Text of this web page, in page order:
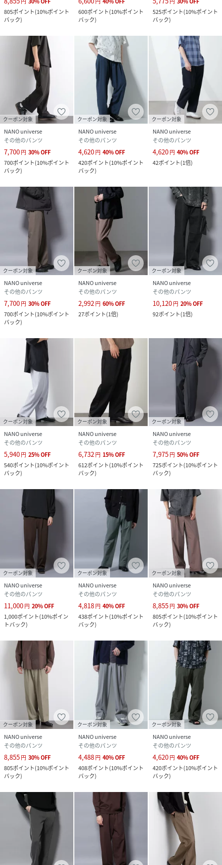
います。正しい色味はスタジオ画像の色味をご参照くださ
い。
◆お気に入り登録でアイテム情報をゲット◆
気になるアイテムをお気に入り登録して、あなただけの欲し
いものリストを作成！
いち早く特典情報をゲットして、お買い物をよりお楽しみく
ださい。
model : H185 B85
性別タイプ メンズ
原産国 中国製
素材
(表生地)ポリエステル100%
(裏生地)ポリエステル85%,コットン15%
サイズ Ｓ、Ｍ、Ｌ
クリーニング 手洗い、ドライクリーニング
品番
PM5066_668
668-5227202-047-18 PM5066
805ポイント(10%ポイント
バック)
600ポイント(10%ポイント
バック)
525ポイント(10%ポイント
バック)
クーポン対象
NANO universe
その他のパンツ
7,700円 30%OFF
700ポイント(10%ポイント
バック)
クーポン対象
NANO universe
その他のパンツ
4,620円 40%OFF
420ポイント(10%ポイント
バック)
クーポン対象
NANO universe
その他のパンツ
4,620円 40%OFF
42ポイント(1倍)
クーポン対象
NANO universe
その他のパンツ
7,700円 30%OFF
700ポイント(10%ポイント
バック)
クーポン対象
NANO universe
その他のパンツ
2,992 円 60%OFF
27ポイント(1倍)
クーポン対象
NANO universe
その他のパンツ
10,120円 20%OFF
92ポイント(1倍)
クーポン対象
NANO universe
その他のパンツ
5,940円 25%OFF
540ポイント(10%ポイント
バック)
クーポン対象
NANO universe
その他のパンツ
6,732円 15%OFF
612ポイント(10%ポイント
バック)
クーポン対象
NANO universe
その他のパンツ
7,975円 50%OFF
725ポイント(10%ポイント
バック)
クーポン対象
NANO universe
その他のパンツ
11,000円 20%OFF
1,000ポイント(10%ポイン
トバック)
クーポン対象
NANO universe
その他のパンツ
4,818円 40%OFF
438ポイント(10%ポイント
バック)
クーポン対象
NANO universe
その他のパンツ
8,855円 30%OFF
805ポイント(10%ポイント
バック)
クーポン対象
NANO universe
その他のパンツ
8,855円 30%OFF
805ポイント(10%ポイント
バック)
クーポン対象
NANO universe
その他のパンツ
4,488円 40%OFF
408ポイント(10%ポイント
バック)
クーポン対象
NANO universe
その他のパンツ
4,620円 40%OFF
420ポイント(10%ポイント
バック)